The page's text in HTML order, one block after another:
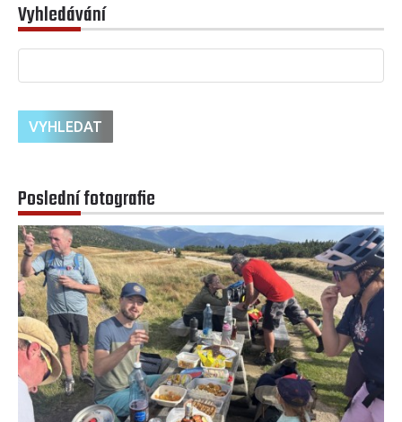
Vyhledávání
Poslední fotografie